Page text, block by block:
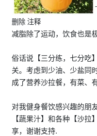
删除 注释
减脂除了运动，饮食也是
俗话说【三分练，七分吃
关。考虑到少油、少盐同
成了营养沙拉餐，有菜、
对我健身餐饮感兴趣的朋
【蔬果汁】和各种【沙
享，谢谢支持.